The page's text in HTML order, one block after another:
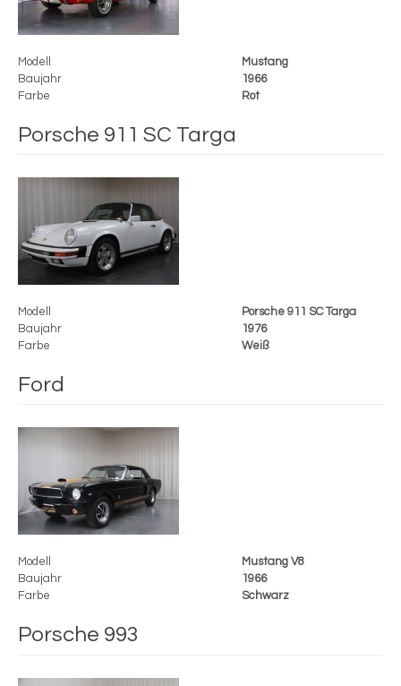
Modell
Mustang
Baujahr
1966
Farbe
Rot
Porsche 911 SC Targa
Modell
Porsche 911 SC Targa
Baujahr
1976
Farbe
Weiß
Ford
Modell
Mustang V8
Baujahr
1966
Farbe
Schwarz
Porsche 993